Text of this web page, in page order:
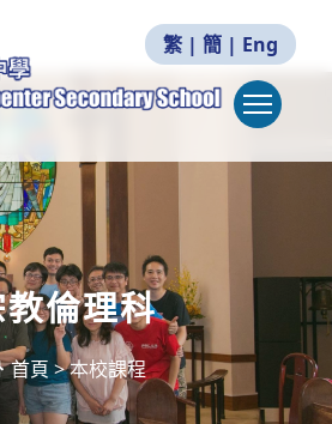
繁 | 簡 | Eng
倫理科
首頁>本校課程